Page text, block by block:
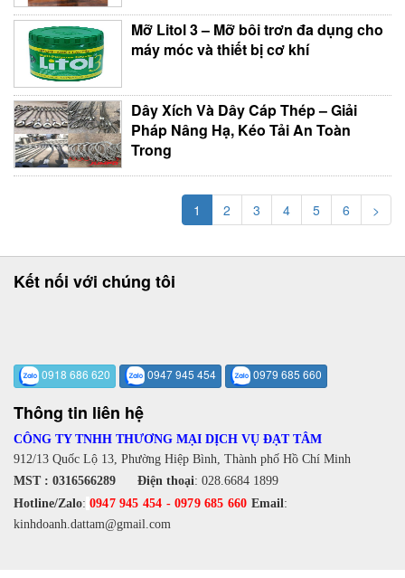
Mỡ Litol 3 – Mỡ bôi trơn đa dụng cho
máy móc và thiết bị cơ khí
Dây Xích Và Dây Cáp Thép – Giải
Pháp Nâng Hạ, Kéo Tải An Toàn
Trong
1 2 3 4 5 6 >
Kết nối với chúng tôi
0918 686 620 0947 945 454 0979 685 660
Thông tin liên hệ
CÔNG TY TNHH THƯƠNG MẠI DỊCH VỤ ĐẠT TÂM
912/13 Quốc Lộ 13, Phường Hiệp Bình, Thành phố Hồ Chí Minh
MST : 0316566289 Điện thoại: 028.6684 1899
Hotline/Zalo: 0947 945 454 -0979 685 660 Email:
kinhdoanh.dattam@gmail.com